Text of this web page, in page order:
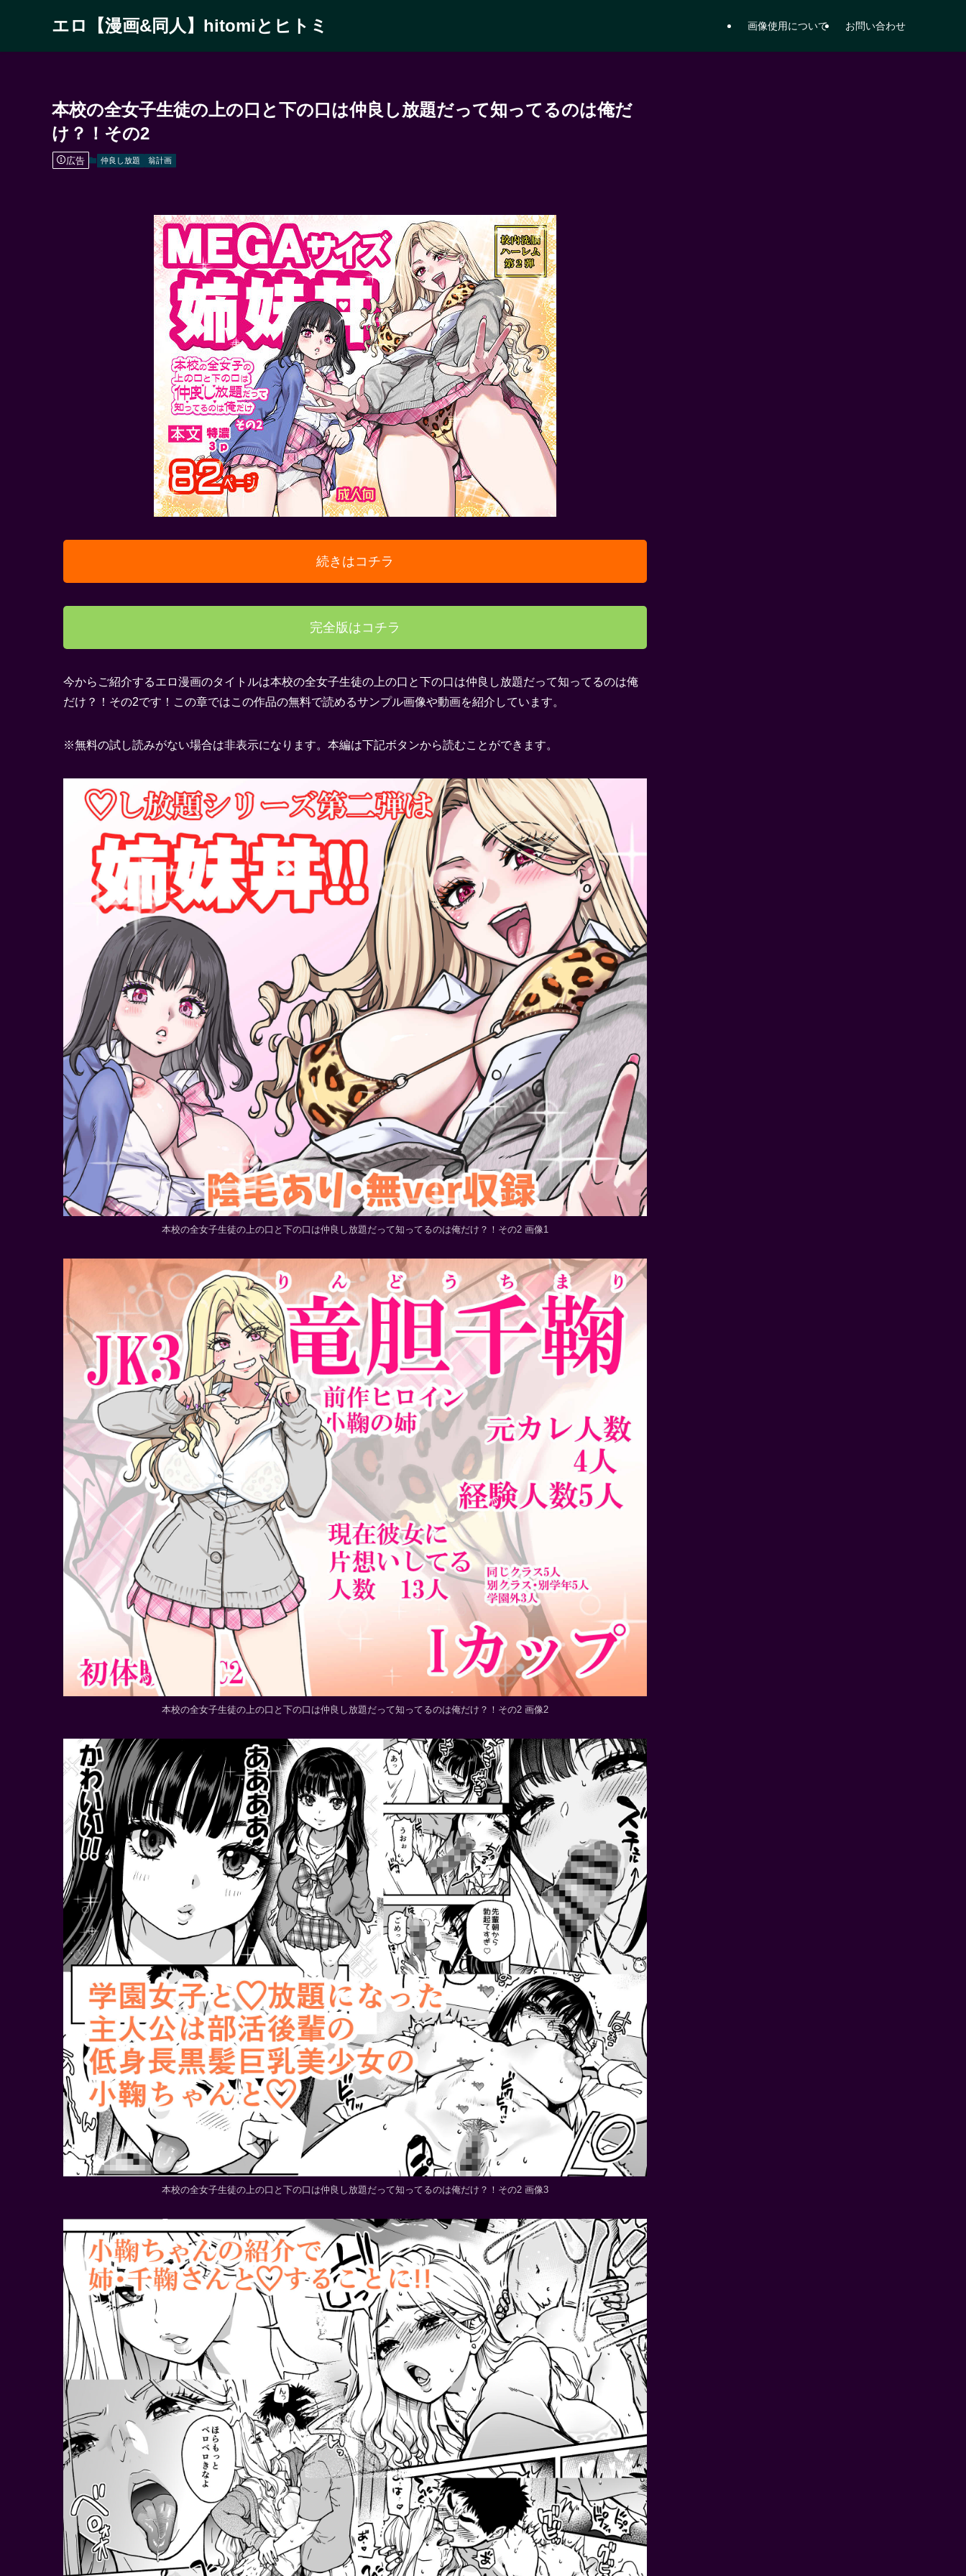
エロ【漫画&同人】hitomiとヒトミ 画像使用について お問い合わせ
本校の全女子生徒の上の口と下の口は仲良し放題だって知ってるのは俺だ
け？！その2
広告 仲良し放題 翁計画
続きはコチラ
完全版はコチラ
今からご紹介するエロ漫画のタイトルは本校の全女子生徒の上の口と下の口は仲良し放題だって知ってるのは俺
だけ？！その2です！この章ではこの作品の無料で読めるサンプル画像や動画を紹介しています。
※無料の試し読みがない場合は非表示になります。本編は下記ボタンから読むことができます。
本校の全女子生徒の上の口と下の口は仲良し放題だって知ってるのは俺だけ？！その2 画像1
本校の全女子生徒の上の口と下の口は仲良し放題だって知ってるのは俺だけ？！その2 画像2
本校の全女子生徒の上の口と下の口は仲良し放題だって知ってるのは俺だけ？！その2 画像3